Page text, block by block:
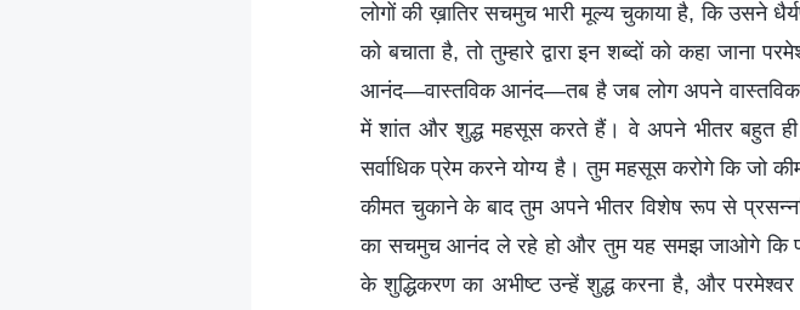
लोगों की ख़ातिर सचमुच भारी मूल्य चुकाया है, कि उसने
को बचाता है, तो तुम्हारे द्वारा इन शब्दों को कहा
आनंद—वास्तविक आनंद—तब है जब लोग अपने
में शांत और शुद्ध महसूस करते हैं। वे अपने भीतर बहुत
सर्वाधिक प्रेम करने योग्य है। तुम महसूस करोगे कि जो
कीमत चुकाने के बाद तुम अपने भीतर विशेष रूप से
का सचमुच आनंद ले रहे हो और तुम यह समझ जाओगे कि
के शुद्धिकरण का अभीष्ट उन्हें शुद्ध करना है, और